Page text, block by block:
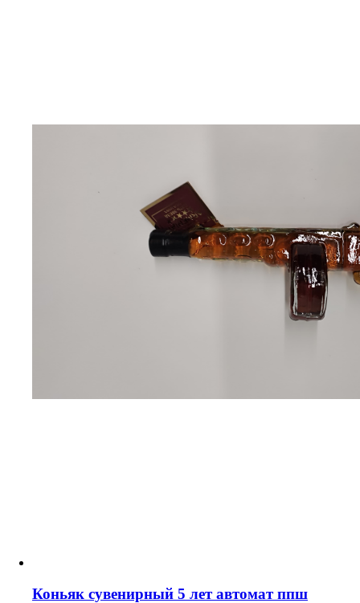
Коньяк сувенирный 5 лет автомат ппш